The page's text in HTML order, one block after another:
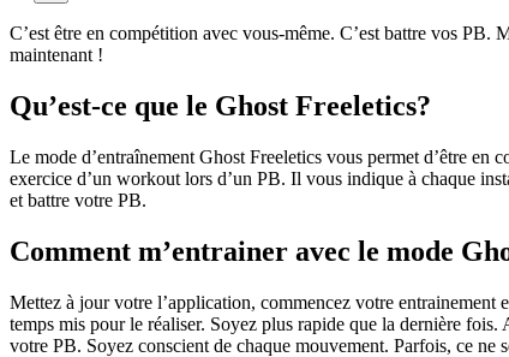
C’est être en compétition avec vous-même. C’est battre vos
maintenant !
Qu’est-ce que le Ghost Freeletics?
Le mode d’entraînement Ghost Freeletics vous permet d’être
exercice d’un workout lors d’un PB. Il vous indique à chaque
et battre votre PB.
Comment m’entrainer avec le mode
Mettez à jour votre l’application, commencez votre
temps mis pour le réaliser. Soyez plus rapide que la dernière
votre PB. Soyez conscient de chaque mouvement. Parfois, ce